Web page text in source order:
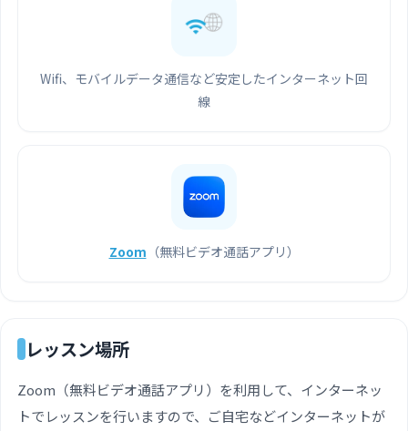
Wifi、モバイルデータ通信など安定したインターネット回
線
Zoom （無料ビデオ通話アプリ）
レッスン場所
Zoom（無料ビデオ通話アプリ）を利用して、インターネッ
トでレッスンを行いますので、ご自宅などインターネットが